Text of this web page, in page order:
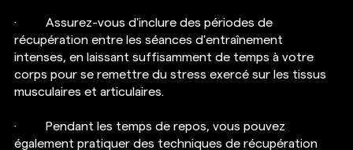
·  	Assurez-vous d'inclure des périodes de
récupération entre les séances d'entraînement
intenses, en laissant suffisamment de temps à votre
corps pour se remettre du stress exercé sur les tissus
musculaires et articulaires.
·  	Pendant les temps de repos, vous pouvez
également pratiquer des techniques de récupération